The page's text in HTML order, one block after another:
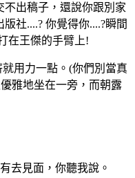
不出稿子，還說你跟別家
社....? 你覺得你....?瞬間
在王傑的手臂上!
用力一點。(你們別當真
雅地坐在一旁，而朝露
去見面，你聽我說。